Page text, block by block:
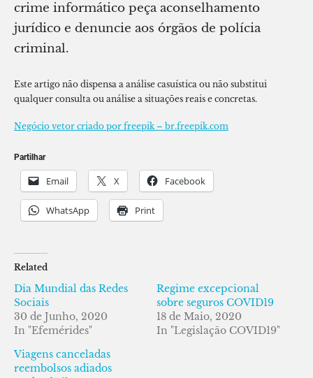
crime informático peça aconselhamento
jurídico e denuncie aos órgãos de polícia
criminal.
Este artigo não dispensa a análise casuística ou não substitui
qualquer consulta ou análise a situações reais e concretas.
Negócio vetor criado por freepik – br.freepik.com
Partilhar
Email X Facebook
WhatsApp Print
Related
Dia Mundial das Redes
Sociais
30 de Junho, 2020
In "Efemérides"
Regime excepcional
sobre seguros COVID19
18 de Maio, 2020
In "Legislação COVID19"
Viagens canceladas
reembolsos adiados